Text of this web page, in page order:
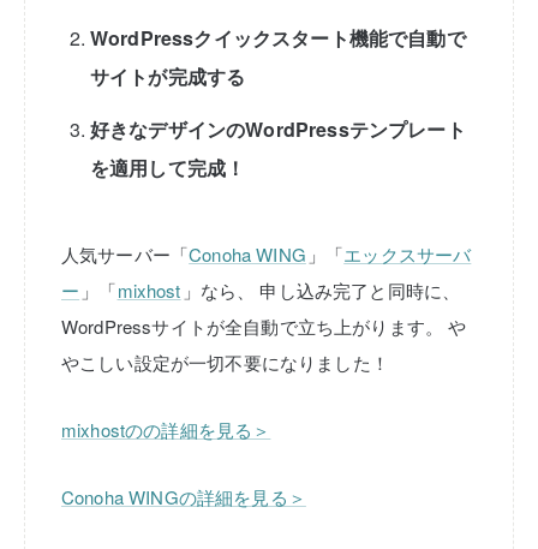
WordPressクイックスタート機能で自動で
サイトが完成する
好きなデザインのWordPressテンプレート
を適用して完成！
人気サーバー「Conoha WING 」「エックスサーバ
ー 」「mixhost 」なら、
申し込み完了と同時に、
WordPressサイトが全自動で立ち上がります。
や
やこしい設定が一切不要になりました！
mixhostのの詳細を見る＞
Conoha WINGの詳細を見る＞